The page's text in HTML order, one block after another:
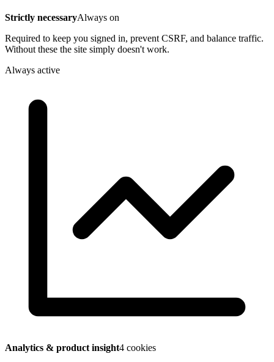
Strictly necessaryAlways on
Required to keep you signed in, prevent CSRF, and balance traffic.
Without these the site simply doesn't work.
Always active
Analytics & product insight4 cookies